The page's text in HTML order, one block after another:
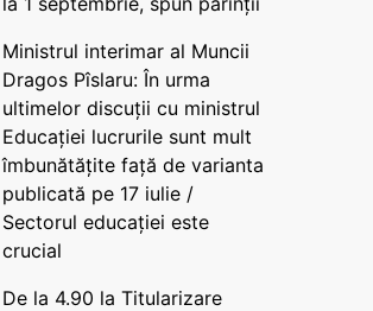
Ministrul interimar al Muncii
Dragos Pîslaru: În urma
ultimelor discuții cu ministrul
Educației lucrurile sunt mult
îmbunătățite față de varianta
publicată pe 17 iulie /
Sectorul educației este
crucial
De la 4.90 la Titularizare